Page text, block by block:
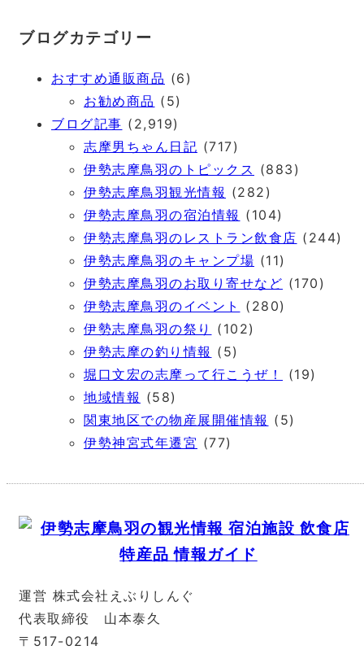
ブログカテゴリー
おすすめ通販商品 (6)
お勧め商品 (5)
ブログ記事 (2,919)
志摩男ちゃん日記 (717)
伊勢志摩鳥羽のトピックス (883)
伊勢志摩鳥羽観光情報 (282)
伊勢志摩鳥羽の宿泊情報 (104)
伊勢志摩鳥羽のレストラン飲食店 (244)
伊勢志摩鳥羽のキャンプ場 (11)
伊勢志摩鳥羽のお取り寄せなど (170)
伊勢志摩鳥羽のイベント
(280)
伊勢志摩鳥羽の祭り
(102)
伊勢志摩の釣り情報 (5)
堀口文宏の志摩って行こうぜ！
(19)
地域情報 (58)
関東地区での物産展開催情報 (5)
伊勢神宮式年遷宮 (77)
運営 株式会社えぶりしんぐ
代表取締役 山本泰久
〒517-0214